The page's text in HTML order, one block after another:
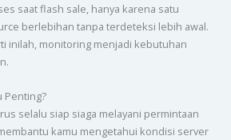
saat flash sale, hanya karena satu
berlebihan tanpa terdeteksi lebih awal.
inilah, monitoring menjadi kebutuhan
Penting?
selalu siap siaga melayani permintaan
kamu mengetahui kondisi server